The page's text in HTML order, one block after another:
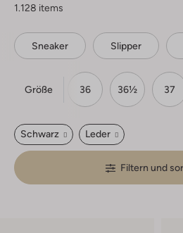
1.128 items
Sneaker Slipper
Größe
35½ 36 36½ 37
Schwarz Leder
Filtern und